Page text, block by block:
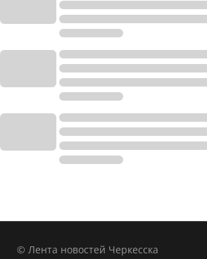
© Лента новостей Черкесска